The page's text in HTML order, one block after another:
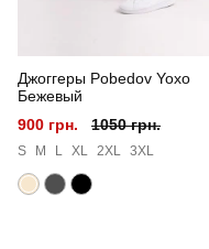
Джоггеры Pobedov Yoxo
Бежевый
900 грн.
1050 грн.
S M L XL 2XL 3XL